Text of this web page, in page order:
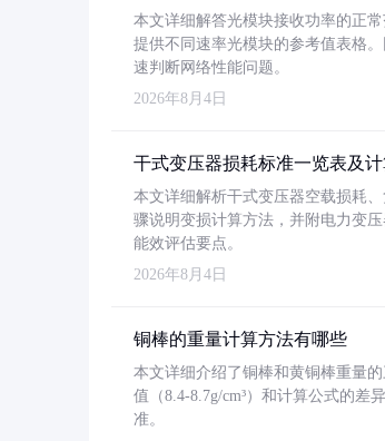
本文详细解答光模块接收功率的正
提供不同速率光模块的参考值表格
速判断网络性能问题。
2026年8月4日
干式变压器损耗标准一览表及
本文详细解析干式变压器空载损耗
骤说明变损计算方法，并附电力变
能效评估要点。
2026年8月4日
铜棒的重量计算方法有哪些
本文详细介绍了铜棒和黄铜棒重量
值（8.4-8.7g/cm³）和计算公式的差
准。